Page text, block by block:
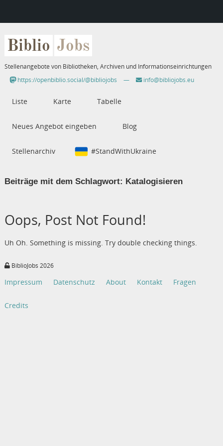
Biblio Jobs
Stellenangebote von Bibliotheken, Archiven und Informationseinrichtungen
https://openbiblio.social/@bibliojobs
— info@bibliojobs.eu
Liste Karte Tabelle
Neues Angebot eingeben Blog
Stellenarchiv #StandWithUkraine
Beiträge mit dem Schlagwort: Katalogisieren
Oops, Post Not Found!
Uh Oh. Something is missing. Try double checking things.
BiblioJobs 2026
Impressum Datenschutz About Kontakt Fragen
Credits